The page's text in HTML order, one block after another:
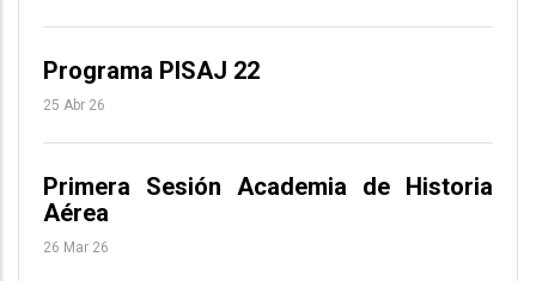
Programa PISAJ 22
25 Abr 26
Primera Sesión Academia de Historia
Aérea
26 Mar 26